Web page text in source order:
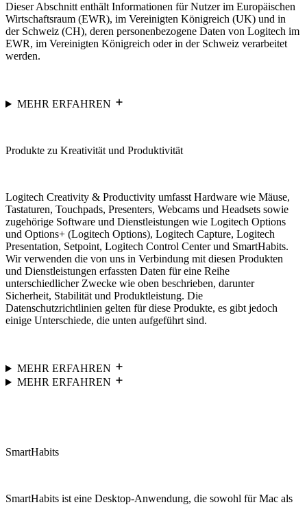
Dieser Abschnitt enthält Informationen für Nutzer im Europäischen
Wirtschaftsraum (EWR), im Vereinigten Königreich (UK) und in
der Schweiz (CH), deren personenbezogene Daten von Logitech im
EWR, im Vereinigten Königreich oder in der Schweiz verarbeitet
werden.
MEHR ERFAHREN
Produkte zu Kreativität und Produktivität
Logitech Creativity & Productivity umfasst Hardware wie Mäuse,
Tastaturen, Touchpads, Presenters, Webcams und Headsets sowie
zugehörige Software und Dienstleistungen wie Logitech Options
und Options+ (Logitech Options), Logitech Capture, Logitech
Presentation, Setpoint, Logitech Control Center und SmartHabits.
Wir verwenden die von uns in Verbindung mit diesen Produkten
und Dienstleistungen erfassten Daten für eine Reihe
unterschiedlicher Zwecke wie oben beschrieben, darunter
Sicherheit, Stabilität und Produktleistung. Die
Datenschutzrichtlinien gelten für diese Produkte, es gibt jedoch
einige Unterschiede, die unten aufgeführt sind.
MEHR ERFAHREN
MEHR ERFAHREN
SmartHabits
SmartHabits ist eine Desktop-Anwendung, die sowohl für Mac als